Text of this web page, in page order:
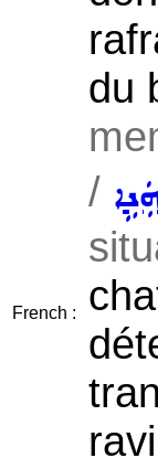
French :
du
/ ܗܲܢܹܐ